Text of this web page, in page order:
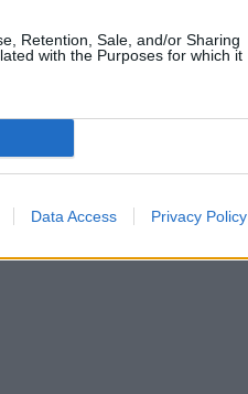
Retention, Sale, and/or Sharing
with the Purposes for which it
Data Access Privacy Policy